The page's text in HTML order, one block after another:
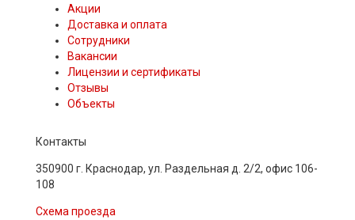
Акции
Доставка и оплата
Сотрудники
Вакансии
Лицензии и сертификаты
Отзывы
Объекты
Контакты
350900 г. Краснодар, ул. Раздельная д. 2/2, офис 106-
108
Схема проезда